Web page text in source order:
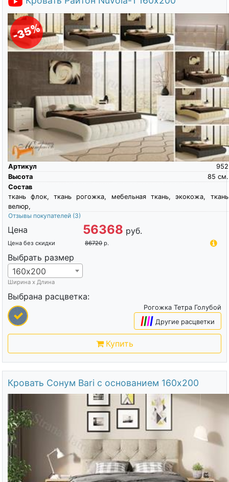
-35%
Артикул
952
Высота
см.
85
Состав
ткань флок, ткань рогожка, мебельная ткань, экокожа, ткань
велюр,
Отзывы покупателей (3)
Цена 56368 руб.
Цена без скидки 86720 р.
Выбрать размер
160х200
Ширина х Длина
Выбрана расцветка:
Рогожка Тетра Голубой
|||| Другие расцветки
Купить
Кровать Сонум Bari с основанием 160х200